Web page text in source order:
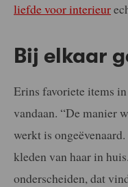
liefde voor interieur
Bij elkaar
Erins favoriete items
vandaan. “De manier
werkt is
kleden van haar in
onderscheiden, dat